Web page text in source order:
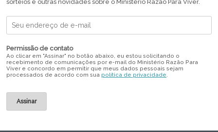
sorteios e outras novidades sobre o Ministério Razão Para Viver.
Permissão de contato
Ao clicar em "Assinar" no botão abaixo, eu estou solicitando o
recebimento de comunicações por e-mail do Ministério Razão Para
Viver e concordo em permitir que meus dados pessoais sejam
processados de acordo com sua política de privacidade.